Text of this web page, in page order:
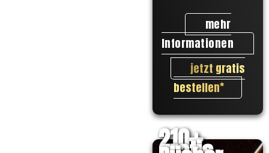
mehr
Informationen
jetzt gratis
bestellen
210